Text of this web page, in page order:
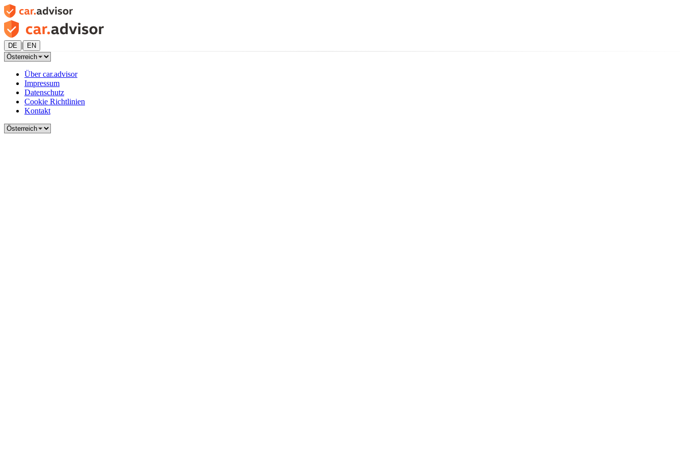
DE | EN
Über car.advisor
Impressum
Datenschutz
Cookie Richtlinien
Kontakt